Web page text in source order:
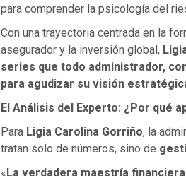
para comprender la psicología del
Con una trayectoria centrada en la
asegurador y la inversión global,
series que todo administrador,
para agudizar su visión
El Análisis del Experto: ¿Por qué
Para Ligia Carolina Gorriño, la
tratan solo de números, sino de
«La verdadera maestría